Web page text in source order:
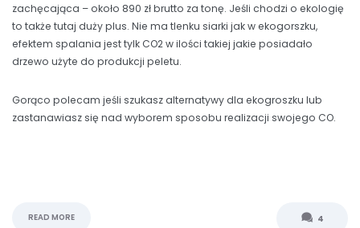
zachęcająca – około 890 zł brutto za tonę. Jeśli chodzi o ekologię
to także tutaj duży plus. Nie ma tlenku siarki jak w ekogorszku,
efektem spalania jest tylk CO2 w ilości takiej jakie posiadało
drzewo użyte do produkcji peletu.
Gorąco polecam jeśli szukasz alternatywy dla ekogroszku lub
zastanawiasz się nad wyborem sposobu realizacji swojego CO.
READ MORE 4